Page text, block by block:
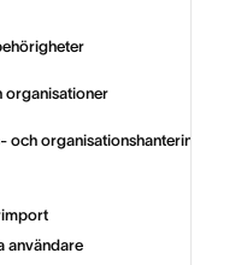
organisationer
och organisationshantering
användare